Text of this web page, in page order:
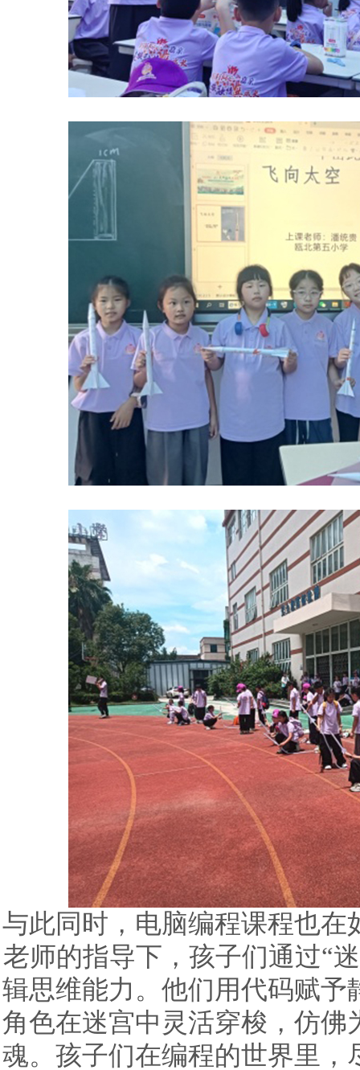
与此同时，电脑编程课程也在
老师的指导下，孩子们通过“
辑思维能力。他们用代码赋予
角色在迷宫中灵活穿梭，仿佛
魂。孩子们在编程的世界里，